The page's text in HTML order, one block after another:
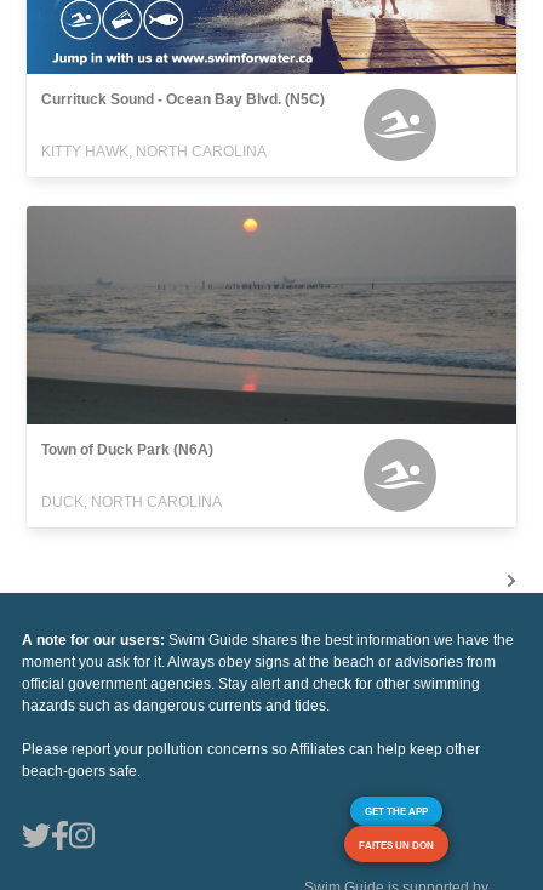
Currituck Sound - Ocean Bay Blvd. (N5C)
KITTY HAWK, NORTH CAROLINA
Town of Duck Park (N6A)
DUCK, NORTH CAROLINA
A note for our users: Swim Guide shares the best information we have the
moment you ask for it. Always obey signs at the beach or advisories from
official government agencies. Stay alert and check for other swimming
hazards such as dangerous currents and tides.
Please report your pollution concerns so Affiliates can help keep other
beach-goers safe.
GET THE APP
FAITES UN DON